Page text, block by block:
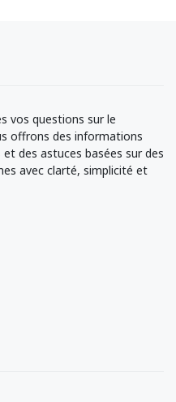
vos questions sur le
offrons des informations
des astuces basées sur des
avec clarté, simplicité et